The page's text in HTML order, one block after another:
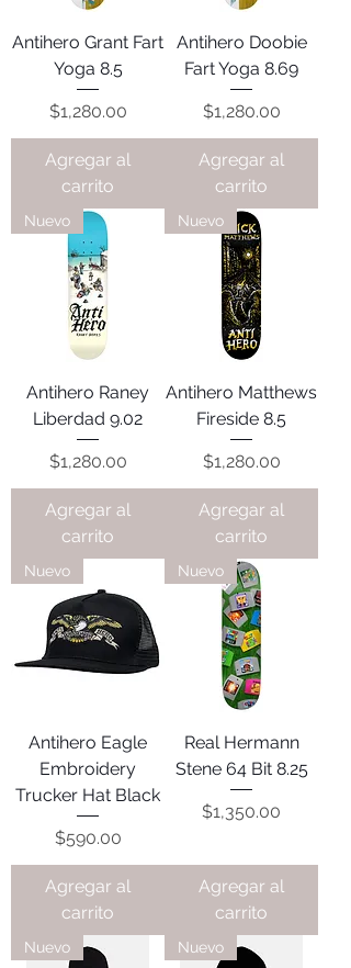
Antihero Grant Fart
Yoga 8.5
Precio
$1,280.00
Agregar al
carrito
Antihero Doobie
Fart Yoga 8.69
Precio
$1,280.00
Agregar al
carrito
Nuevo
Antihero Raney
Liberdad 9.02
Precio
$1,280.00
Agregar al
carrito
Nuevo
Antihero Matthews
Fireside 8.5
Precio
$1,280.00
Agregar al
carrito
Nuevo
Antihero Eagle
Embroidery
Trucker Hat Black
Precio
$590.00
Agregar al
carrito
Nuevo
Real Hermann
Stene 64 Bit 8.25
Precio
$1,350.00
Agregar al
carrito
Nuevo Nuevo